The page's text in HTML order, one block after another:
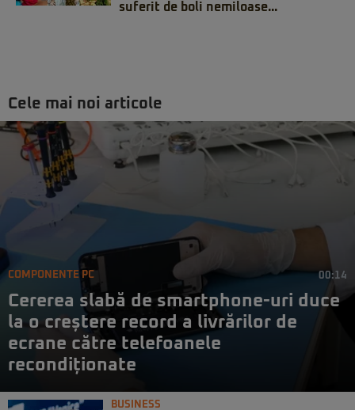
suferit de boli nemiloase...
Cele mai noi articole
COMPONENTE PC 00:14
Cererea slabă de smartphone-uri duce
la o creștere record a livrărilor de
ecrane către telefoanele
recondiționate
BUSINESS